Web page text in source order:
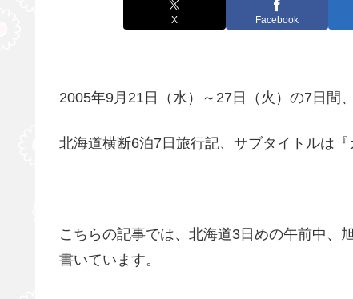
X Facebook
2005年9月21日（水）～27日（火）の7日間
北海道横断6泊7日旅行記、サブタイトルは『
こちらの記事では、北海道3日めの午前中、
書いています。